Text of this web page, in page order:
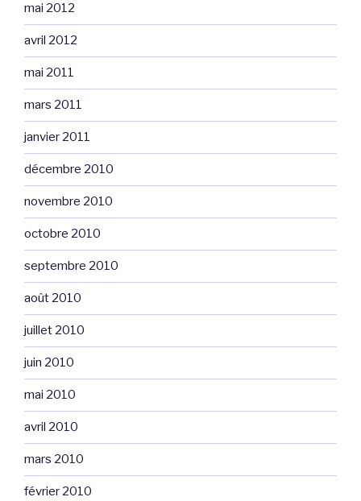
mai 2012
avril 2012
mai 2011
mars 2011
janvier 2011
décembre 2010
novembre 2010
octobre 2010
septembre 2010
août 2010
juillet 2010
juin 2010
mai 2010
avril 2010
mars 2010
février 2010